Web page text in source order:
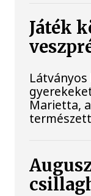
Játék
Marietta,